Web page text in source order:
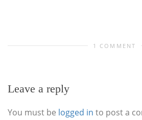
1 COMMENT
Leave a reply
You must be logged in to post a